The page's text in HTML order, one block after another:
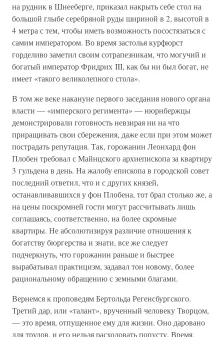
на рудник в Шнееберге, приказал накрыть себе стол на
большой глыбе серебряной руды шириной в 2, высотой в
4 метра с тем, чтобы иметь возможность посостязаться с
самим императором. Во время застолья курфюрст
горделиво заметил своим сотрапезникам, что могучий и
богатый император Фридрих III, как бы ни был богат, не
имеет «такого великолепного стола».
В том же веке накануне первого заседания нового органа
власти — «имперского регимента» — нюрнбержцы
демонстрировали готовность невзирая ни на что
приращивать свои сбережения, даже если при этом может
пострадать репутация. Так, горожанин Леонхард фон
Плобен требовал с Майнцского архиепископа за квартиру
3 гульдена в день. На жалобу епископа в городской совет
последний ответил, что и с других князей,
останавливавшихся у фон Плобена, тот брал столько же, а
на цены поскромней гости могут рассчитывать лишь
соглашаясь, соответственно, на более скромные
квартиры. Не абсолютизируя различие отношения к
богатству бюргерства и знати, все же следует
подчеркнуть, что горожанин раньше и быстрее
вырабатывал практицизм, задавал тон новому, более
рациональному обращению с земными благами.
Вернемся к проповедям Бертольда Регенсбургского.
Третий дар, или «талант», врученный человеку Творцом,
— это время, отпущенное ему для жизни. Оно даровано
для трудов, и его нельзя расходовать попусту. Время,